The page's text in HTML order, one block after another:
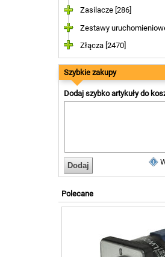
Zasilacze [286]
Zestawy
Złącza [2470]
Szybkie zakupy
Dodaj szybko artykuły do
Polecane